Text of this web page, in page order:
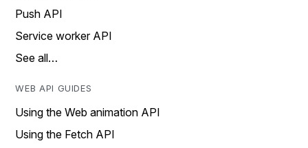
Push API
Service worker API
See all…
WEB API GUIDES
Using the Web animation API
Using the Fetch API